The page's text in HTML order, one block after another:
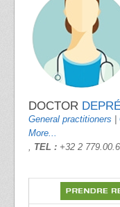
DOCTOR
General practitioners
More...
, TEL : +32 2